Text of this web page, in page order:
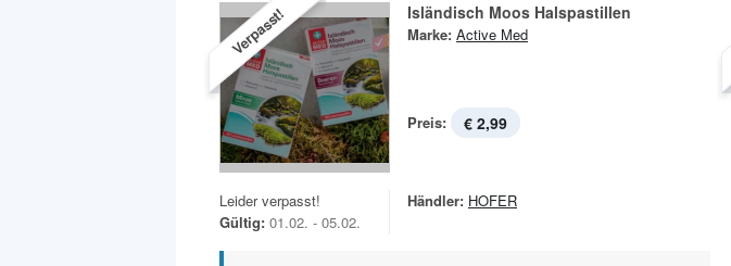
Verpasst! Isländisch Moos Halspastillen
Marke: Active Med
Preis: € 2,99
Leider verpasst!
Gültig: 01.02. - 05.02.
Händler: HOFER